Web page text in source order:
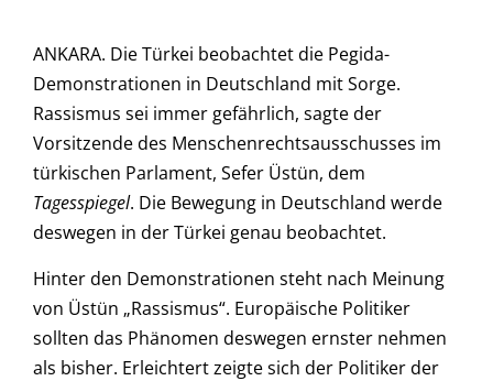
ANKARA. Die Türkei beobachtet die Pegida-
Demonstrationen in Deutschland mit Sorge.
Rassismus sei immer gefährlich, sagte der
Vorsitzende des Menschenrechtsausschusses im
türkischen Parlament, Sefer Üstün, dem
Tagesspiegel. Die Bewegung in Deutschland werde
deswegen in der Türkei genau beobachtet.
Hinter den Demonstrationen steht nach Meinung
von Üstün „Rassismus“. Europäische Politiker
sollten das Phänomen deswegen ernster nehmen
als bisher. Erleichtert zeigte sich der Politiker der